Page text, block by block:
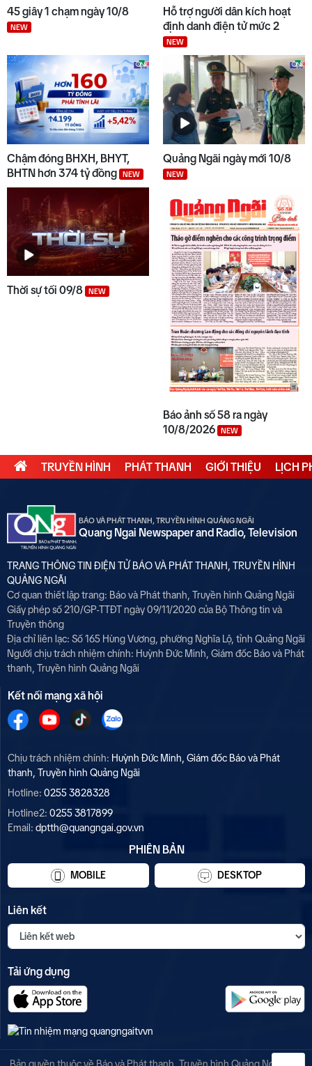
45 giây 1 chạm ngày 10/8
NEW
Hỗ trợ người dân kích hoạt
định danh điện tử mức 2
NEW
Chậm đóng BHXH, BHYT,
BHTN hơn 374 tỷ đồng
NEW
Quảng Ngãi ngày mới 10/8
NEW
Thời sự tối 09/8 NEW
Báo ảnh số 58 ra ngày
10/8/2026
NEW
TRUYỀN HÌNH PHÁT THANH GIỚI THIỆU LỊCH
BÁO VÀ PHÁT THANH, TRUYỀN HÌNH QUẢNG NGÃI
Quang Ngai Newspaper and Radio, Television
TRANG THÔNG TIN ĐIỆN TỬ BÁO VÀ PHÁT THANH, TRUYỀN HÌNH
QUẢNG NGÃI
Cơ quan thiết lập trang: Báo và Phát thanh, Truyền hình Quảng Ngãi
Giấy phép số 210/GP-TTĐT ngày 09/11/2020 của Bộ Thông tin và
Truyền thông
Địa chỉ liên lạc: Số 165 Hùng Vương, phường Nghĩa Lộ, tỉnh Quảng Ngãi
Người chịu trách nhiệm chính: Huỳnh Đức Minh, Giám đốc Báo và Phát
thanh, Truyền hình Quảng Ngãi
Kết nối mạng xã hội
Chịu trách nhiệm chính: Huỳnh Đức Minh, Giám đốc Báo và Phát
thanh, Truyền hình Quảng Ngãi
Hotline: 0255 3828328
Hotline2: 0255 3817899
Email: dptth@quangngai.gov.vn
PHIÊN BẢN
MOBILE DESKTOP
Liên kết
Tải ứng dụng
Bản quyền thuộc về Báo và Phát thanh, Truyền hình Quảng Ngãi. Mọi